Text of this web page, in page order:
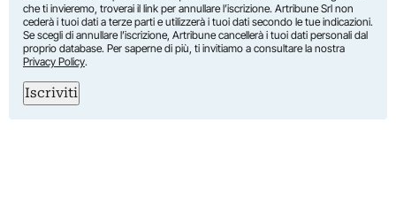
che ti invieremo, troverai il link per annullare l’iscrizione. Artribune Srl non
cederà i tuoi dati a terze parti e utilizzerà i tuoi dati secondo le tue indicazioni.
Se scegli di annullare l’iscrizione, Artribune cancellerà i tuoi dati personali dal
proprio database. Per saperne di più, ti invitiamo a consultare la nostra
Privacy Policy.
Iscriviti